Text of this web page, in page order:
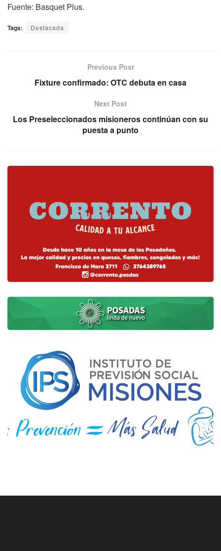
Fuente: Basquet Plus.
Tags: Destacada
Previous Post
Fixture confirmado: OTC debuta en casa
Next Post
Los Preseleccionados misioneros continúan con su
puesta a punto